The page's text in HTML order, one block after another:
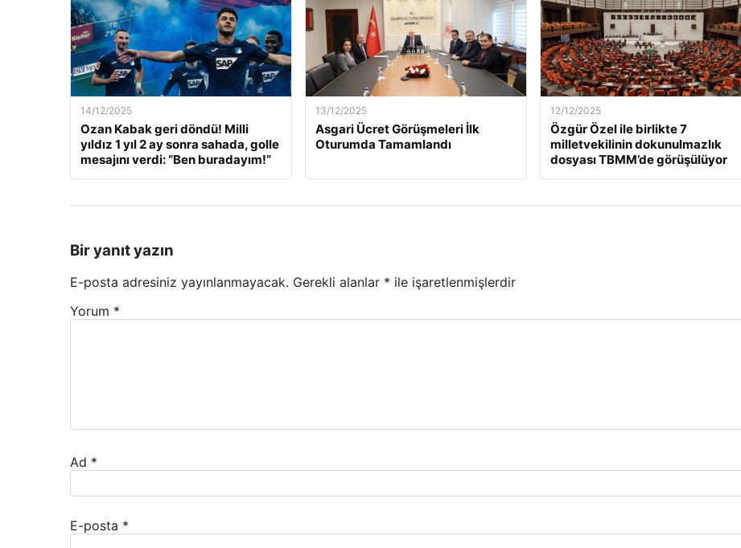
14/12/2025
Ozan Kabak geri döndü! Milli
yıldız 1 yıl 2 ay sonra sahada, golle
mesajını verdi: “Ben buradayım!”
13/12/2025
Asgari Ücret Görüşmeleri İlk
Oturumda Tamamlandı
12/12/2025
Özgür Özel ile birlikte 7
milletvekilinin dokunulmazlık
dosyası TBMM’de görüşülüyor
Bir yanıt yazın
E-posta adresiniz yayınlanmayacak. Gerekli alanlar * ile işaretlenmişlerdir
Yorum *
Ad *
E-posta *